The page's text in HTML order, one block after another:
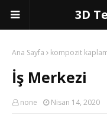
3D
Ana Sayfa kompozit
İş Merkezi
none Nisan 14, 2020